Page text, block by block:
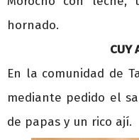
hornado.
CUY
En la comunidad de
mediante pedido el
de papas y un rico ají.